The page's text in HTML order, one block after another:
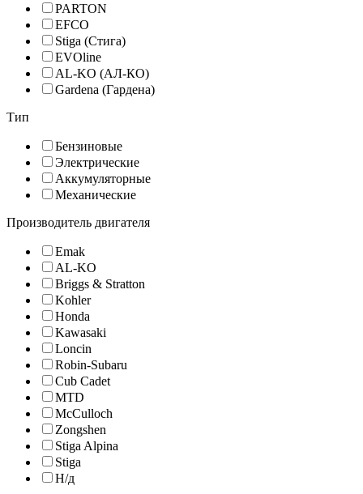
PARTON
EFCO
Stiga (Стига)
EVOline
AL-KO (АЛ-КО)
Gardena (Гардена)
Тип
Бензиновые
Электрические
Аккумуляторные
Механические
Производитель двигателя
Emak
AL-KO
Briggs & Stratton
Kohler
Honda
Kawasaki
Loncin
Robin-Subaru
Cub Cadet
MTD
McCulloch
Zongshen
Stiga Alpina
Stiga
Н/д